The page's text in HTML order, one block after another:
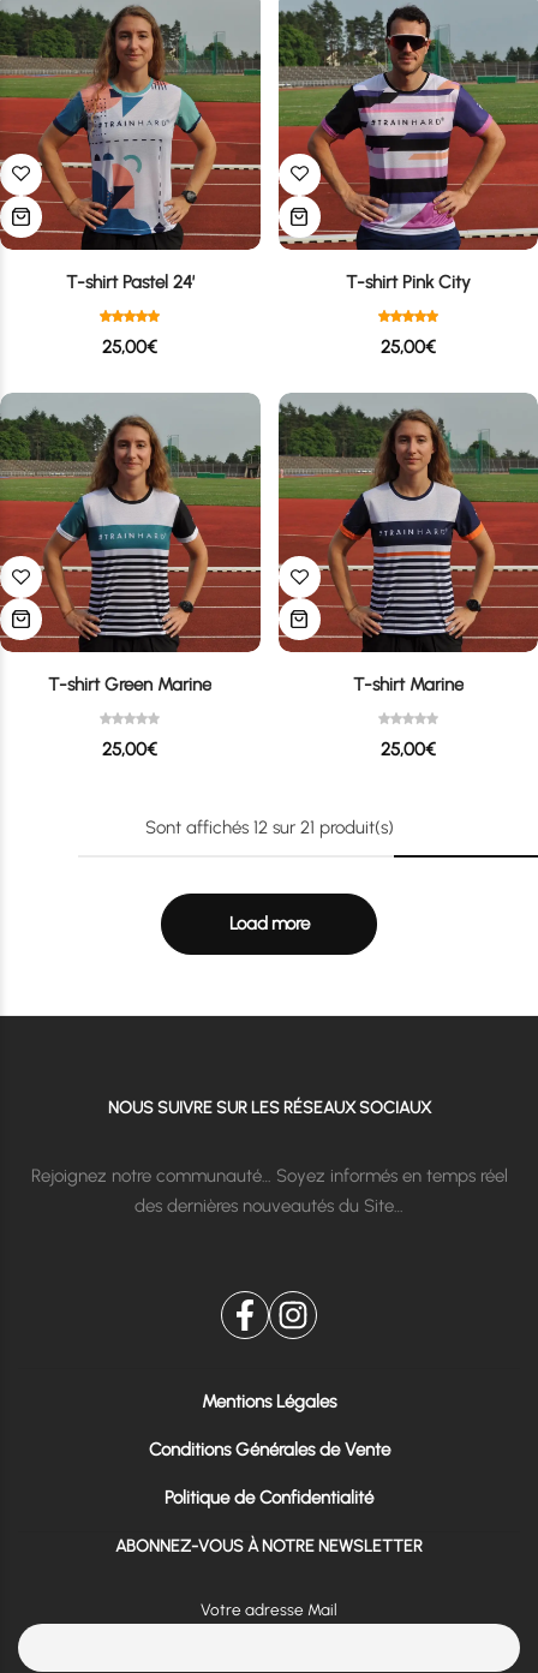
T-shirt Pastel 24′
25,00€
T-shirt Pink City
25,00€
T-shirt Green Marine
25,00€
T-shirt Marine
25,00€
Sont affichés 12 sur 21 produit(s)
Load more
NOUS SUIVRE SUR LES RÉSEAUX SOCIAUX
Rejoignez notre communauté… Soyez informés en temps réel
des dernières nouveautés du Site…
Mentions Légales
Conditions Générales de Vente
Politique de Confidentialité
ABONNEZ-VOUS À NOTRE NEWSLETTER
Votre adresse Mail